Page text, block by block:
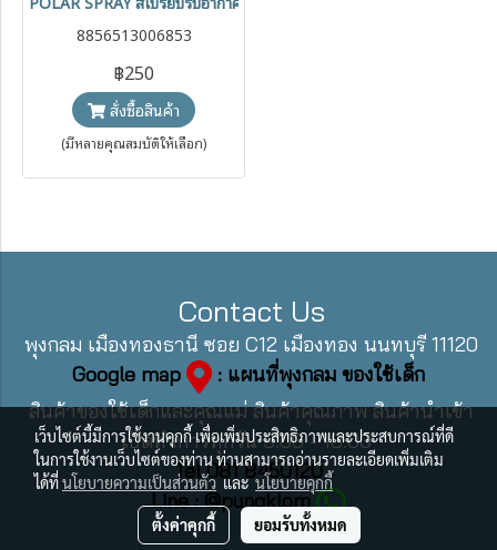
8856513006853
฿250
สั่งซื้อสินค้า
(มีหลายคุณสมบัติให้เลือก)
Contact Us
พุงกลม เมืองทองธานี ซอย C12 เมืองทอง นนทบุรี 11120
Google map
: แผนที่พุงกลม ของใช้เด็ก
สินค้าของใช้เด็กและคุณแม่ สินค้าคุณภาพ สินค้านำเข้า
เปิดทำการทุกวัน 9:00 - 18:00
Tel 081 8450120
Line : @pungklom
เว็บไซต์นี้มีการใช้งานคุกกี้ เพื่อเพิ่มประสิทธิภาพและประสบการณ์ที่ดี
ในการใช้งานเว็บไซต์ของท่าน ท่านสามารถอ่านรายละเอียดเพิ่มเติม
ได้ที่นโยบายความเป็นส่วนตัวและนโยบายคุกกี้
ตั้งค่าคุกกี้ ยอมรับทั้งหมด